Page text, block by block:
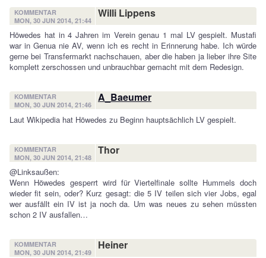
KOMMENTAR
MON, 30 JUN 2014, 21:44
Willi Lippens
Höwedes hat in 4 Jahren im Verein genau 1 mal LV gespielt. Mustafi
war in Genua nie AV, wenn ich es recht in Erinnerung habe. Ich würde
gerne bei Transfermarkt nachschauen, aber die haben ja lieber ihre Site
komplett zerschossen und unbrauchbar gemacht mit dem Redesign.
KOMMENTAR
MON, 30 JUN 2014, 21:46
A_Baeumer
Laut Wikipedia hat Höwedes zu Beginn hauptsächlich LV gespielt.
KOMMENTAR
MON, 30 JUN 2014, 21:48
Thor
@Linksaußen:
Wenn Höwedes gesperrt wird für Viertelfinale sollte Hummels doch
wieder fit sein, oder? Kurz gesagt: die 5 IV teilen sich vier Jobs, egal
wer ausfällt ein IV ist ja noch da. Um was neues zu sehen müssten
schon 2 IV ausfallen…
KOMMENTAR
MON, 30 JUN 2014, 21:49
Heiner